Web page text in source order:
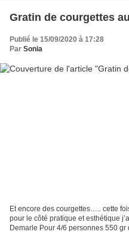
Gratin de courgettes
Publié le 15/09/2020 à 17:28
Par Sonia
Et encore des courgettes….. cette
pour le côté pratique et esthétique
Demarle Pour 4/6 personnes 550 gr